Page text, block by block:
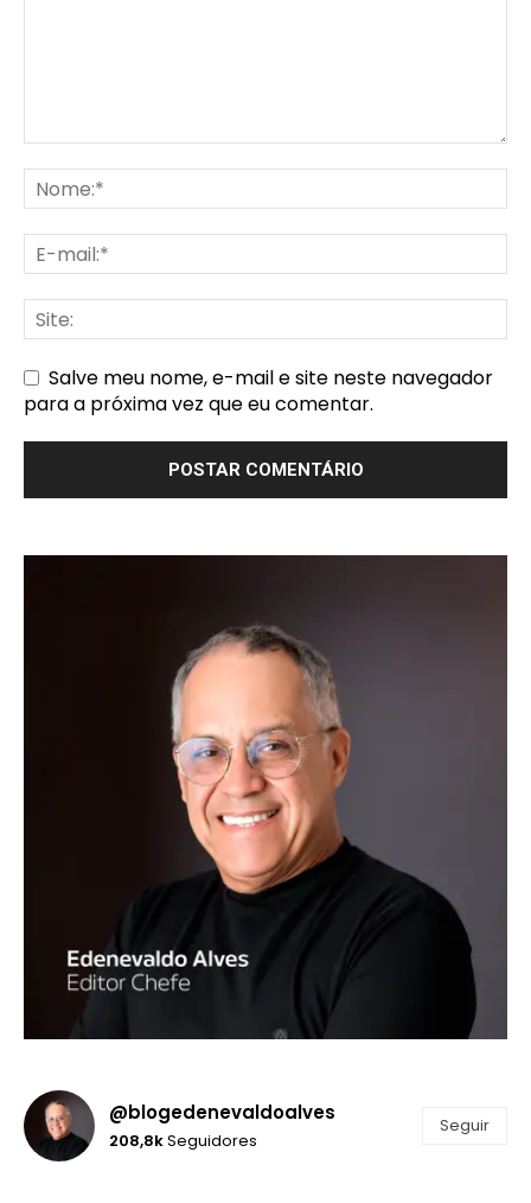
Salve meu nome, e-mail e site neste navegador
para a próxima vez que eu comentar.
@blogedenevaldoalves
208,8kSeguidores
Seguir